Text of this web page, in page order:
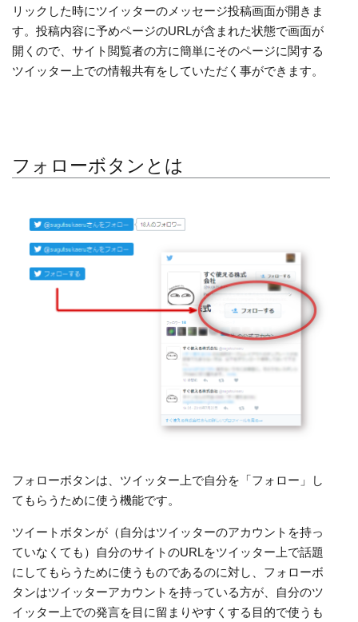
リックした時にツイッターのメッセージ投稿画面が開きま
す。投稿内容に予めページのURLが含まれた状態で画面が
開くので、サイト閲覧者の方に簡単にそのページに関する
ツイッター上での情報共有をしていただく事ができます。
フォローボタンとは
フォローボタンは、ツイッター上で自分を「フォロー」し
てもらうために使う機能です。
ツイートボタンが（自分はツイッターのアカウントを持っ
ていなくても）自分のサイトのURLをツイッター上で話題
にしてもらうために使うものであるのに対し、フォローボ
タンはツイッターアカウントを持っている方が、自分のツ
イッター上での発言を目に留まりやすくする目的で使うも